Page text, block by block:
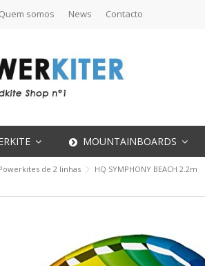
Quem somos News Contacto
MOUNTAINBOARDS
de 2 linhas HQ SYMPHONY BEACH 2.2m